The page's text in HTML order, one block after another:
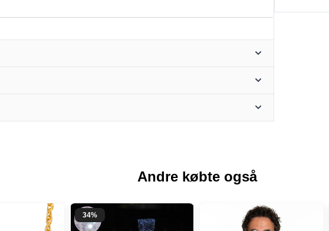
Andre købte også
34%